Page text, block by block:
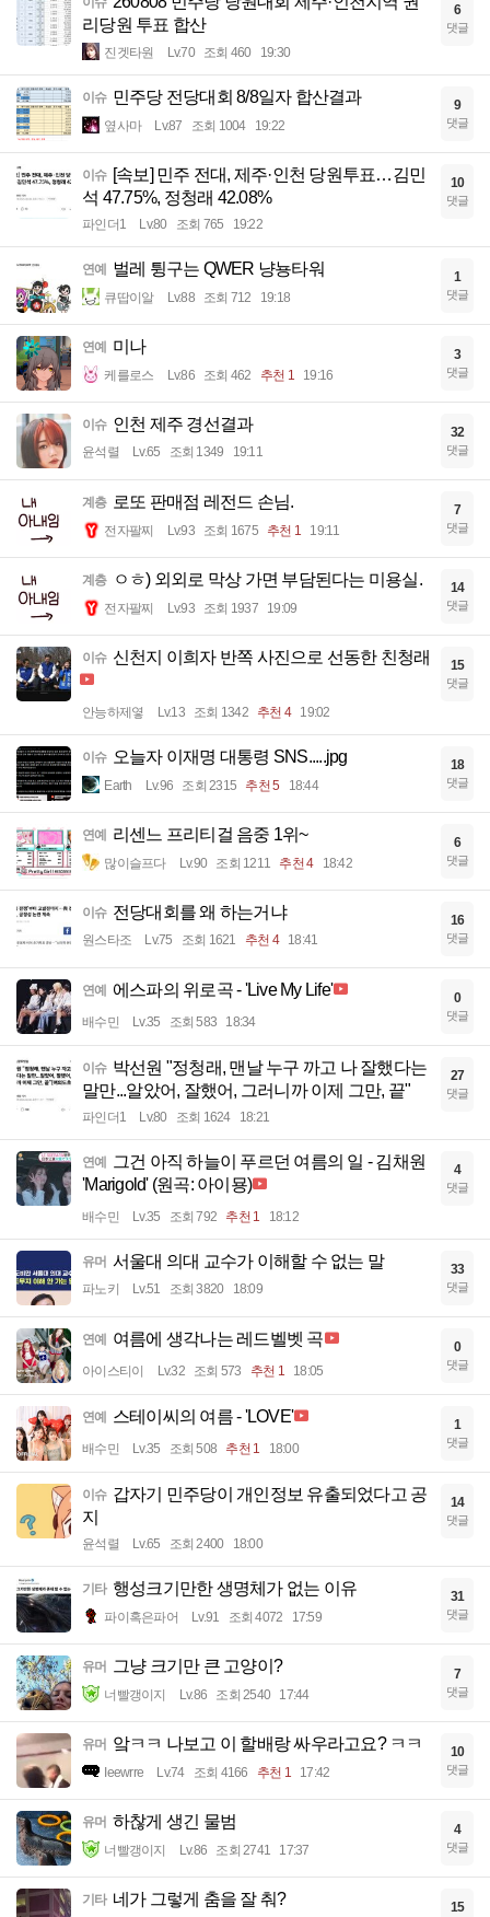
리당원 투표 합산
진겟타원 Lv.70 조회 460 19:30
6
댓글
이슈 민주당 전당대회 8/8일자 합산결과
옆사마 Lv.87 조회 1004 19:22
9
댓글
이슈 [속보] 민주 전대, 제주·인천 당원투표…김민
석 47.75%, 정청래 42.08%
파인더1 Lv.80 조회 765 19:22
10
댓글
연예 벌레 튕구는 QWER 냥뇽타워
큐땁이알 Lv.88 조회 712 19:18
1
댓글
연예 미나
케를로스 Lv.86 조회 462 추천 1 19:16
3
댓글
이슈 인천 제주 경선결과
윤석렬 Lv.65 조회 1349 19:11
32
댓글
계층 로또 판매점 레전드 손님.
전자팔찌 Lv.93 조회 1675 추천 1 19:11
7
댓글
계층 ㅇㅎ) 외외로 막상 가면 부담된다는 미용실.
전자팔찌 Lv.93 조회 1937 19:09
14
댓글
이슈 신천지 이희자 반쪽 사진으로 선동한 친청래
안능하제옇 Lv.13 조회 1342 추천 4 19:02
15
댓글
이슈 오늘자 이재명 대통령 SNS.....jpg
Earth Lv.96 조회 2315 추천 5 18:44
18
댓글
연예 리센느 프리티걸 음중 1위~
많이슬프다 Lv.90 조회 1211 추천 4 18:42
6
댓글
이슈 전당대회를 왜 하는거냐
원스타조 Lv.75 조회 1621 추천 4 18:41
16
댓글
연예 에스파의 위로곡 - 'Live My Life'
배수민 Lv.35 조회 583 18:34
0
댓글
이슈 박선원 "정청래, 맨날 누구 까고 나 잘했다는
말만...알았어, 잘했어, 그러니까 이제 그만, 끝"
파인더1 Lv.80 조회 1624 18:21
27
댓글
연예
그건 아직 하늘이 푸르던 여름의 일 - 김채원
'Marigold' (원곡: 아이묭)
배수민 Lv.35 조회 792 추천 1 18:12
4
댓글
유머 서울대 의대 교수가 이해할 수 없는 말
파노키 Lv.51 조회 3820 18:09
33
댓글
연예 여름에 생각나는 레드벨벳 곡
아이스티이 Lv.32 조회 573 추천 1 18:05
0
댓글
연예 스테이씨의 여름 - 'LOVE'
배수민 Lv.35 조회 508 추천 1 18:00
1
댓글
이슈 갑자기 민주당이 개인정보 유출되었다고 공
지
윤석렬 Lv.65 조회 2400 18:00
14
댓글
기타 행성크기만한 생명체가 없는 이유
파이혹은파어 Lv.91 조회 4072 17:59
31
댓글
유머 그냥 크기만 큰 고양이?
너빨갱이지 Lv.86 조회 2540 17:44
7
댓글
유머 앜ㅋㅋ 나보고 이 할배랑 싸우라고요? ㅋㅋ
Ieewrre Lv.74 조회 4166 추천 1 17:42
10
댓글
유머 하찮게 생긴 물범
너빨갱이지 Lv.86 조회 2741 17:37
4
댓글
기타 네가 그렇게 춤을 잘 춰? 15